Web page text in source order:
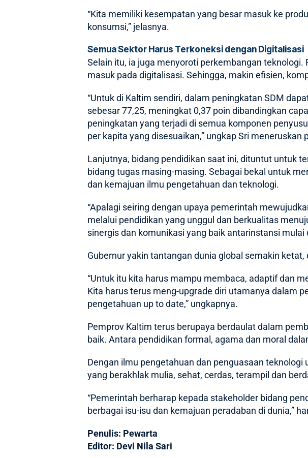
“Kita memiliki kesempatan yang besar masuk ke
konsumsi,” jelasnya.
Semua Sektor Harus Terkoneksi dengan Digitalisasi
Selain itu, ia juga menyoroti perkembangan
masuk pada digitalisasi. Sehingga, makin efisien,
“Untuk di Kaltim sendiri, dalam peningkatan SDM
sebesar 77,25, meningkat 0,37 poin dibandingkan
peningkatan yang terjadi di semua komponen
per kapita yang disesuaikan,” ungkap Sri meneruskan
Lanjutnya, bidang pendidikan saat ini, dituntut untuk
bidang tugas masing-masing. Sebagai bekal untuk
dan kemajuan ilmu pengetahuan dan teknologi.
“Apalagi seiring dengan upaya pemerintah
melalui pendidikan yang unggul dan berkualitas
sinergis dan komunikasi yang baik antarinstansi mulai
Gubernur yakin tantangan dunia global semakin
“Untuk itu kita harus mampu membaca, adaptif dan
Kita harus terus meng-upgrade diri utamanya dalam
pengetahuan up to date,” ungkapnya.
Pemprov Kaltim terus berupaya berdaulat dalam
baik. Antara pendidikan formal, agama dan moral
Dengan ilmu pengetahuan dan penguasaan
yang berakhlak mulia, sehat, cerdas, terampil dan
“Pemerintah berharap kepada stakeholder bidang
berbagai isu-isu dan kemajuan peradaban di dunia,”
Penulis: Pewarta
Editor: Devi Nila Sari